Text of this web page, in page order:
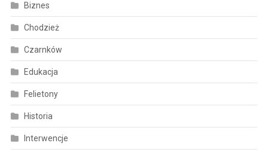
Biznes
Chodzież
Czarnków
Edukacja
Felietony
Historia
Interwencje